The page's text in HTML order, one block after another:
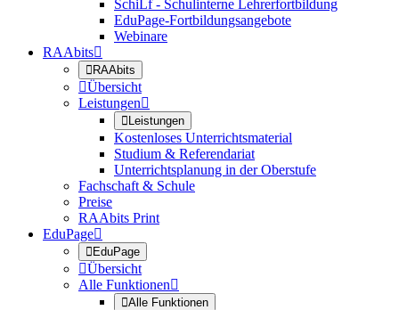
SchiLf - Schulinterne Lehrerfortbildung
EduPage-Fortbildungsangebote
Webinare
RAAbits
RAAbits
Übersicht
Leistungen
Leistungen
Kostenloses Unterrichtsmaterial
Studium & Referendariat
Unterrichtsplanung in der Oberstufe
Fachschaft & Schule
Preise
RAAbits Print
EduPage
EduPage
Übersicht
Alle Funktionen
Alle Funktionen